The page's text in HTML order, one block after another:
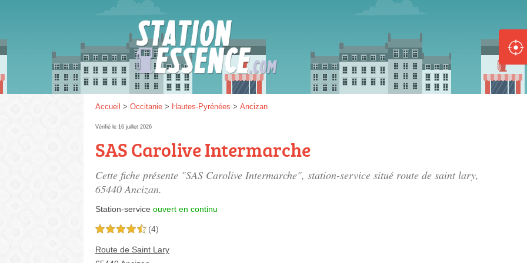
Accueil > Occitanie > Hautes-Pyrénées > Ancizan
Vérifié le 16 juillet 2026
SAS Carolive Intermarche
Cette fiche présente "SAS Carolive Intermarche", station-service situé route de saint lary,
65440 Ancizan.
Station-service ouvert en continu
4,5 étoiles sur 5 (4)
Route de Saint Lary
Gazole :
Disponible Épuisé
SP 98 :
SP 95 :
Disponible Épuisé